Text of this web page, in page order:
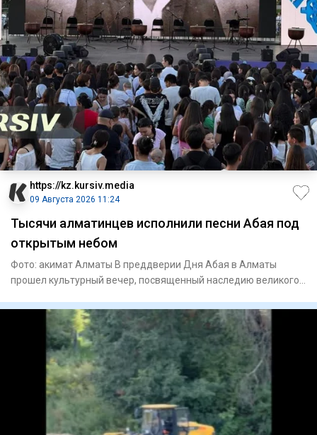
https://kz.kursiv.media
09 Августа 2026 11:24
Тысячи алматинцев исполнили песни Абая под
открытым небом
Фото: акимат Алматы В преддверии Дня Абая в Алматы
прошел культурный вечер, посвященный наследию великого